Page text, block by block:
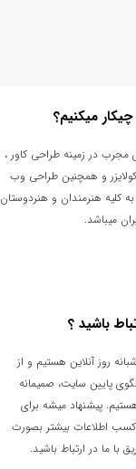
میکنیم؟
مجرب در زمینه طراحی کاور ،
و همچنین طراحی وب
کلیه هنرمندان و هنردوستان
میباشد.
باشید ؟
24 ساعت شبانه روز آنلاین هستیم و از
پایین سایت، صمیمانه
پیشنهاد میشه برای
کسب اطلاعات بیشتر بصورت
با ما در ارتباط باشید.